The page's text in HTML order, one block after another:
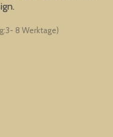
8 Werktage)